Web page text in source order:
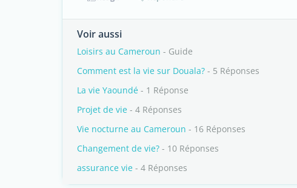
Voir aussi
Loisirs au Cameroun - Guide
Comment est la vie sur Douala? - 5 Réponses
La vie Yaoundé - 1 Réponse
Projet de vie - 4 Réponses
Vie nocturne au Cameroun - 16 Réponses
Changement de vie? - 10 Réponses
assurance vie - 4 Réponses